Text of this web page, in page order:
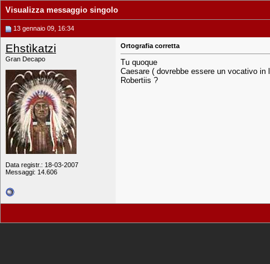
Visualizza messaggio singolo
13 gennaio 09, 16:34
Ehstìkatzi
Gran Decapo
Data registr.: 18-03-2007
Messaggi: 14.606
Ortografia corretta
Tu quoque
Caesare ( dovrebbe essere un vocativo in
Robertiis ?